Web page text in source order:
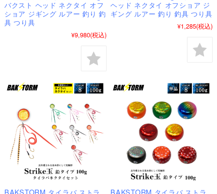
バクスト ヘッド ネクタイ オフ
ショア ジギング ルアー 釣り 釣
具 つり具
¥9,980(税込)
ヘッド ネクタイ オフショア ジ
ギング ルアー 釣り 釣具 つり具
¥1,285(税込)